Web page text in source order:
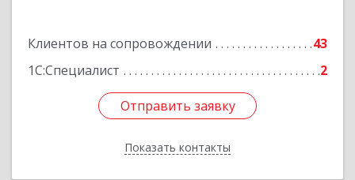
Клиентов на сопровождении
43
1С:Специалист
2
Отправить заявку
Показать контакты
Отправить заявку
Назад